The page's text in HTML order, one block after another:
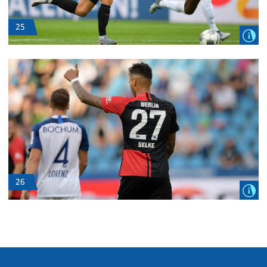
25
26